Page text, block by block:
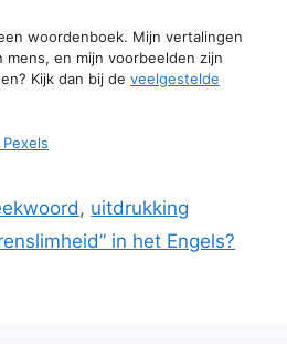
woordenboek. Mijn vertalingen
mens, en mijn voorbeelden zijn
Kijk dan bij de veelgestelde
, uitdrukking
in het Engels?